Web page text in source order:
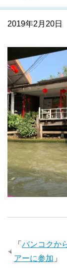
2019年2月20日
「 バンコクか
アーに参加 」